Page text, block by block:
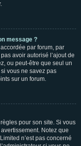
message ?
par forum, par
avoir autorisé l’ajout de
ou peut-être que seul un
vous ne savez pas
sur un forum.
pour son site. Si vous
Notez que
n’est pas concerné